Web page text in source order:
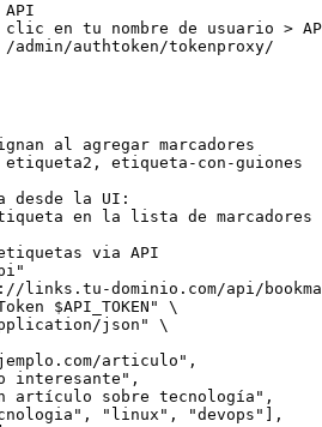
en tu nombre de usuario >
al agregar marcadores
etiqueta-con-guiones
la UI:
en la lista de marcadores
via API
links.tu-dominio.com/api/
$API_TOKEN" \
json" \
articulo",
interesante",
artículo sobre tecnología",
"linux", "devops"],